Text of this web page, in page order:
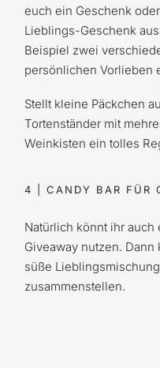
euch ein Geschenk
Lieblings-Geschenk
Beispiel zwei
persönlichen Vorlieben
Stellt kleine Päckchen
Tortenständer mit
Weinkisten ein tolles
4 | CANDY BAR FÜR
Natürlich könnt ihr auch
Giveaway nutzen.
süße
zusammenstellen.